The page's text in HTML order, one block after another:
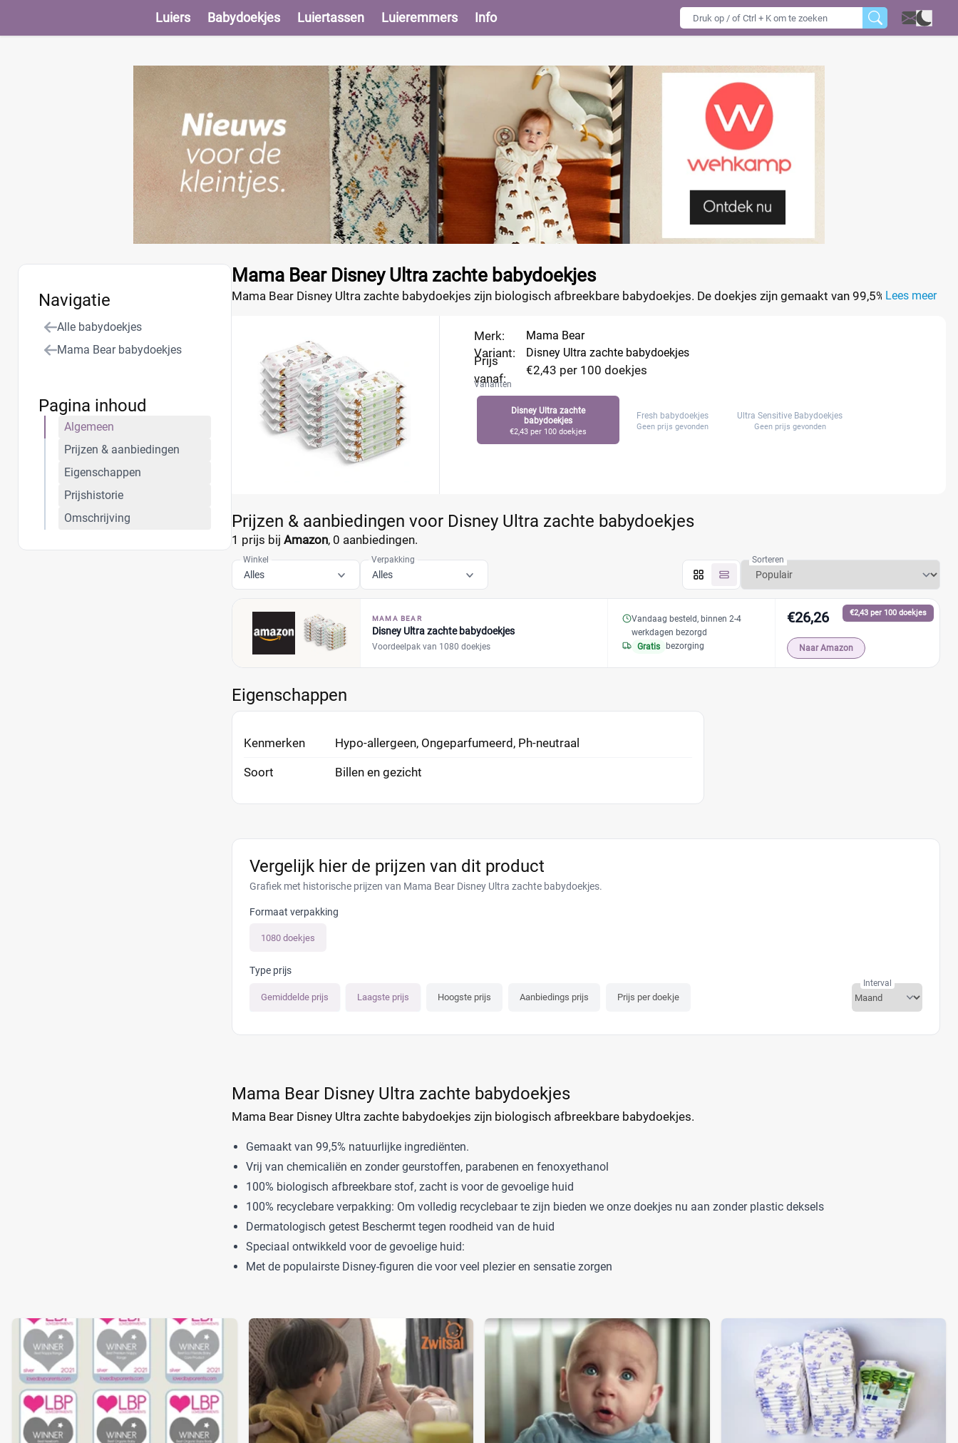
Luiers Babydoekjes Luiertassen Luieremmers Info
Mama Bear Disney Ultra zachte babydoekjes
Mama Bear Disney Ultra zachte babydoekjes zijn biologisch afbreekbare babydoekjes. De doekjes zijn gemaakt van 99,5%
aanbiedingen en vind eenvoudig de laagste prijs.
Lees meer
Merk:
Variant:
Prijs
vanaf:
Mama Bear
Disney Ultra zachte babydoekjes
€2,43 per 100 doekjes
Varianten
Disney Ultra zachte
babydoekjes
€2,43 per 100 doekjes
Fresh babydoekjes
Geen prijs gevonden
Ultra Sensitive Babydoekjes
Geen prijs gevonden
Prijzen & aanbiedingen voor Disney Ultra zachte babydoekjes
1 prijs bij Amazon, 0 aanbiedingen.
Winkel
Alles
Verpakking
Alles
Sorteren
MAMA BEAR
Disney Ultra zachte babydoekjes
Voordeelpak van 1080 doekjes
Vandaag besteld, binnen 2-4
werkdagen bezorgd
Gratis
bezorging
€2,43 per 100 doekjes
€26,26
Naar Amazon
Eigenschappen
Kenmerken Hypo-allergeen, Ongeparfumeerd, Ph-neutraal
Soort Billen en gezicht
Vergelijk hier de prijzen van dit product
Grafiek met historische prijzen van Mama Bear Disney Ultra zachte babydoekjes.
Formaat verpakking
1080 doekjes
Type prijs
Gemiddelde prijs Laagste prijs Hoogste prijs Aanbiedings prijs Prijs per doekje
Interval
Mama Bear Disney Ultra zachte babydoekjes
Mama Bear Disney Ultra zachte babydoekjes zijn biologisch afbreekbare babydoekjes.
Gemaakt van 99,5% natuurlijke ingrediënten.
Vrij van chemicaliën en zonder geurstoffen, parabenen en fenoxyethanol
100% biologisch afbreekbare stof, zacht is voor de gevoelige huid
100% recyclebare verpakking: Om volledig recyclebaar te zijn bieden we onze doekjes nu aan zonder plastic deksels
Dermatologisch getest Beschermt tegen roodheid van de huid
Speciaal ontwikkeld voor de gevoelige huid:
Met de populairste Disney-figuren die voor veel plezier en sensatie zorgen
Navigatie
Alle babydoekjes
Mama Bear babydoekjes
Pagina inhoud
Algemeen
Prijzen & aanbiedingen
Eigenschappen
Prijshistorie
Omschrijving